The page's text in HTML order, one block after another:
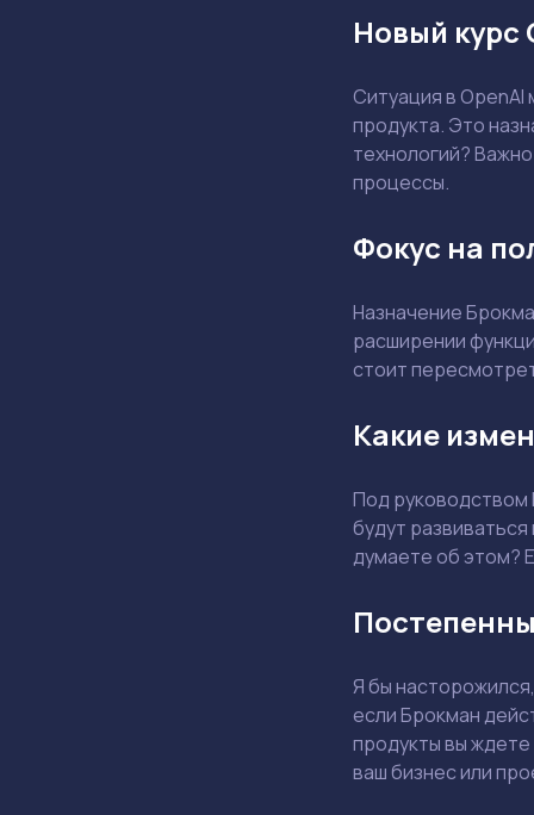
Новый курс
Ситуация в
продукта. Это
технологий?
процессы.
Фокус на
Назначение
расширении
стоит
Какие
Под руководством
будут
думаете об этом?
Я бы
если Брокман
продукты вы ждете
ваш бизнес или